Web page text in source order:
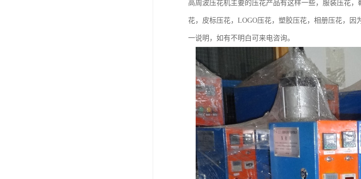
高周波压花机主要的压花产品有这样一些，服装压花
花，皮标压花，LOGO压花，塑胶压花，相册压花，
一说明，如有不明白可来电咨询。